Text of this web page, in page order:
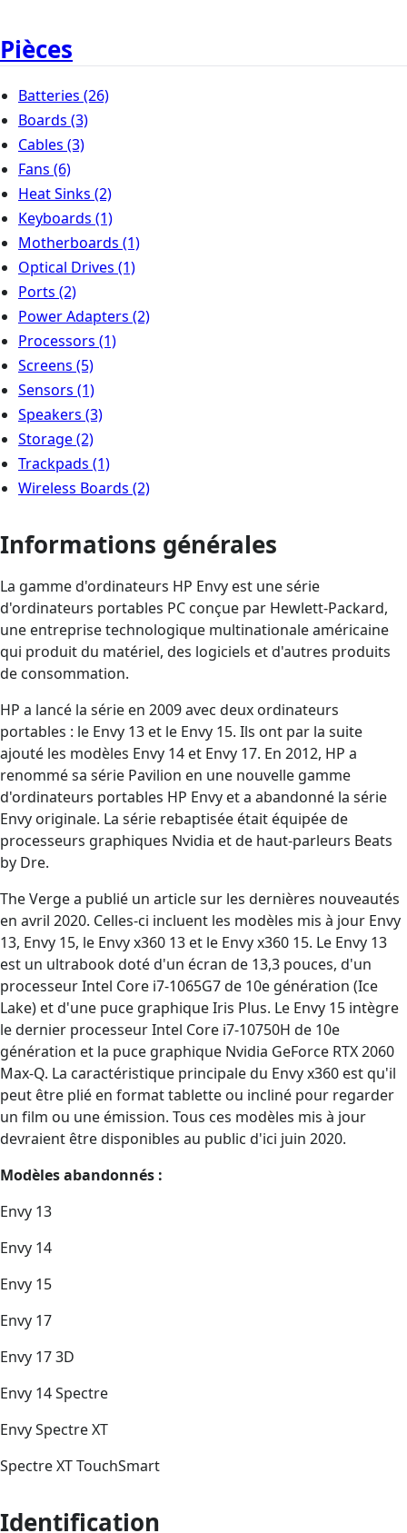
Pièces
Batteries (26)
Boards (3)
Cables (3)
Fans (6)
Heat Sinks (2)
Keyboards (1)
Motherboards (1)
Optical Drives (1)
Ports (2)
Power Adapters (2)
Processors (1)
Screens (5)
Sensors (1)
Speakers (3)
Storage(2)
Trackpads (1)
Wireless Boards (2)
Informations générales
La gamme d'ordinateurs HP Envy est une série
d'ordinateurs portables PC conçue par Hewlett-Packard,
une entreprise technologique multinationale américaine
qui produit du matériel, des logiciels et d'autres produits
de consommation.
HP a lancé la série en 2009 avec deux ordinateurs
portables : le Envy 13 et le Envy 15. Ils ont par la suite
ajouté les modèles Envy 14 et Envy 17. En 2012, HP a
renommé sa série Pavilion en une nouvelle gamme
d'ordinateurs portables HP Envy et a abandonné la série
Envy originale. La série rebaptisée était équipée de
processeurs graphiques Nvidia et de haut-parleurs Beats
by Dre.
The Verge a publié un article sur les dernières nouveautés
en avril 2020. Celles-ci incluent les modèles mis à jour Envy
13, Envy 15, le Envy x360 13 et le Envy x360 15. Le Envy 13
est un ultrabook doté d'un écran de 13,3 pouces, d'un
processeur Intel Core i7-1065G7 de 10e génération (Ice
Lake) et d'une puce graphique Iris Plus. Le Envy 15 intègre
le dernier processeur Intel Core i7-10750H de 10e
génération et la puce graphique Nvidia GeForce RTX 2060
Max-Q. La caractéristique principale du Envy x360 est qu'il
peut être plié en format tablette ou incliné pour regarder
un film ou une émission. Tous ces modèles mis à jour
devraient être disponibles au public d'ici juin 2020.
Modèles abandonnés :
Envy 13
Envy 14
Envy 15
Envy 17
Envy 17 3D
Envy 14 Spectre
Envy Spectre XT
Spectre XT TouchSmart
Identification